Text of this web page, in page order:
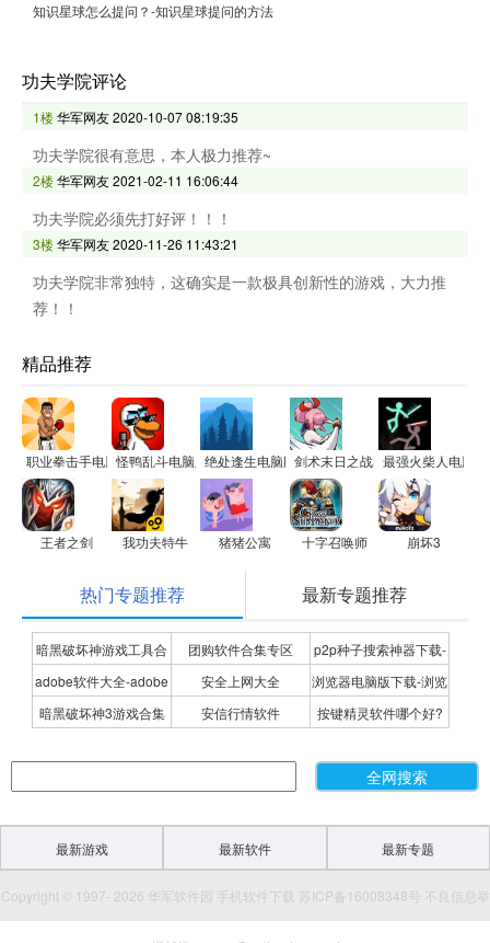
知识星球怎么提问？-知识星球提问的方法
功夫学院评论
1楼华军网友2020-10-07 08:19:35
功夫学院很有意思，本人极力推荐~
2楼华军网友2021-02-11 16:06:44
功夫学院必须先打好评！！！
3楼华军网友2020-11-26 11:43:21
功夫学院非常独特，这确实是一款极具创新性的游戏，大力推
荐！！
精品推荐
职业拳击手电脑版怪鸭乱斗电脑版绝处逢生电脑版剑术末日之战电脑版最强火柴人电脑版
王者之剑 我功夫特牛 猪猪公寓 十字召唤师 崩坏3
热门专题推荐 最新专题推荐
暗黑破坏神游戏工具合
集
团购软件合集专区
p2p种子搜索神器下载-
P2P种子搜索神器专题
adobe软件大全-adobe
全系列软件下载-adobe
安全上网大全
浏览器电脑版下载-浏览
器下载合集
暗黑破坏神3游戏合集 安信行情软件
按键精灵软件哪个好?
最新游戏 最新软件 最新专题
Copyright © 1997- 2026 华军软件园 手机软件下载 苏ICP备16008348号 不良信息举